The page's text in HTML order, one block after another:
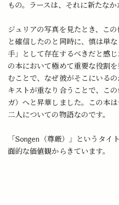
もの。ラースは、それに新たなか
ジュリアの写真を見たとき、こ
と確信したのと同時に、慎は単
手」として存在するべきだと感
の本において極めて重要な役割
むことで、なぜ彼がそこにいる
キストが重なり合うことで、こ
ガ）へと昇華しました。この本
二人についての物語なのです。
「Songen（尊厳）」というタイ
面的な価値観からきています。